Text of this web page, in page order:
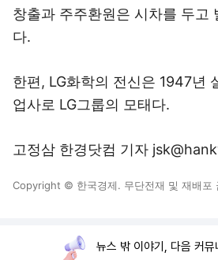
창출과 주주환원은 시차를 두고
다.
한편, LG화학의 전신은 1947년
업사로 LG그룹의 모태다.
고정삼 한경닷컴 기자
Copyright © 한국경제. 무단전재 및 재배포
뉴스 밖 이야기, 다음 커뮤